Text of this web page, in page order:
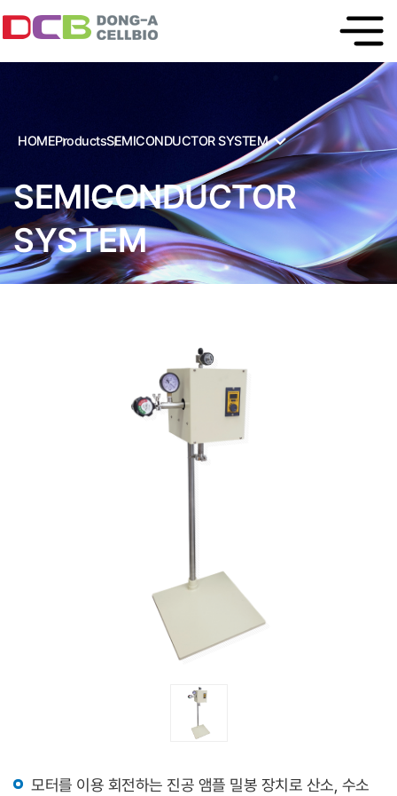
HOMEProductsSEMICONDUCTOR SYSTEM
SEMICONDUCTOR
SYSTEM
모터를 이용 회전하는 진공 앰플 밀봉 장치로 산소, 수소